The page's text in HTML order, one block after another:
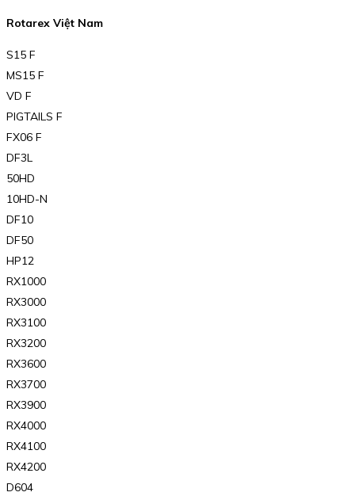
Rotarex Việt Nam
S15 F
MS15 F
VD F
PIGTAILS F
FX06 F
DF3L
50HD
10HD-N
DF10
DF50
HP12
RX1000
RX3000
RX3100
RX3200
RX3600
RX3700
RX3900
RX4000
RX4100
RX4200
D604